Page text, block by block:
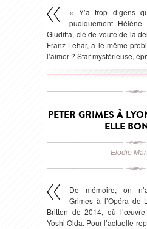
« Y’a trop d’gens
pudiquement
Giuditta, clé de voûte de la
Franz Lehár, a le même
l’aimer ? Star mystérieuse,
PETER GRIMES À
ELLE
Elodie
De mémoire, on
Grimes à l’Opéra de
Britten de 2014, où
Yoshi Oida. Pour l’actuelle